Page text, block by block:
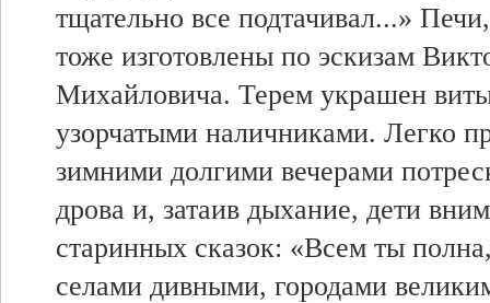
тщательно все подтачивал...»
тоже изготовлены по эскизам
Михайловича. Терем украшен
узорчатыми наличниками. Легко
зимними долгими вечерами
дрова и, затаив дыхание, дети
старинных сказок: «Всем ты
селами дивными, городами